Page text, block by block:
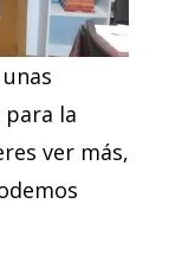
la
ver más,